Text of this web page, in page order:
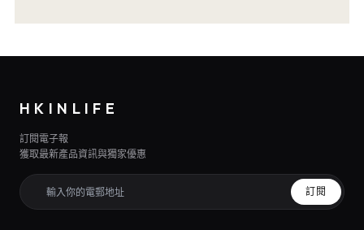
HKINLIFE
訂閱電子報
獲取最新產品資訊與獨家優惠
訂閱